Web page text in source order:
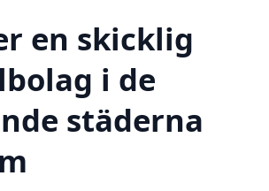
en skicklig
i de
städerna